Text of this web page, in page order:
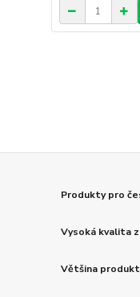
Produkty pro
Vysoká kvalita
Většina